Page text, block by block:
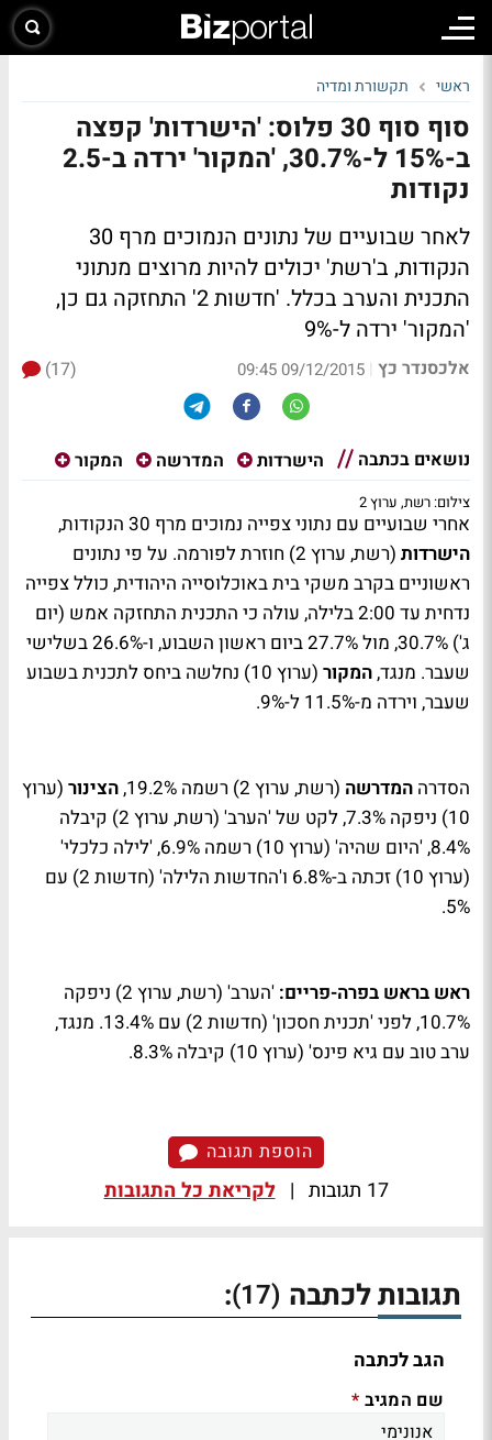
ראשי תקשורת ומדיה
סוף סוף 30 פלוס: 'הישרדות' קפצה
ב-15% ל-30.7%, 'המקור' ירדה ב-2.5
נקודות
לאחר שבועיים של נתונים הנמוכים מרף 30
הנקודות, ב'רשת' יכולים להיות מרוצים מנתוני
התכנית והערב בכלל. 'חדשות 2' התחזקה גם כן,
'המקור' ירדה ל-9%
אלכסנדר כץ |
09/12/2015 09:45
(17)
נושאים בכתבה הישרדות המדרשה המקור
צילום: רשת, ערוץ 2
אחרי שבועיים עם נתוני צפייה נמוכים מרף 30 הנקודות,
הישרדות
(רשת, ערוץ 2) חוזרת לפורמה. על פי נתונים
ראשוניים בקרב משקי בית באוכלוסייה היהודית, כולל צפייה
נדחית עד 2:00 בלילה, עולה כי התכנית התחזקה אמש (יום
ג') 30.7%, מול 27.7% ביום ראשון השבוע, ו-26.6% בשלישי
שעבר. מנגד,המקור
(ערוץ 10) נחלשה ביחס לתכנית בשבוע
שעבר, וירדה מ-11.5% ל-9%.
הסדרה המדרשה (רשת, ערוץ 2) רשמה 19.2%, הצינור (ערוץ
10) ניפקה 7.3%, לקט של 'הערב' (רשת, ערוץ 2) קיבלה
8.4%, 'היום שהיה' (ערוץ 10) רשמה 6.9%, 'לילה כלכלי'
(ערוץ 10) זכתה ב-6.8% ו'החדשות הלילה' (חדשות 2) עם
5%.
ראש בראש בפרה-פריים:
'הערב' (רשת, ערוץ 2) ניפקה
10.7%, לפני 'תכנית חסכון' (חדשות 2) עם 13.4%. מנגד,
ערב טוב עם גיא פינס' (ערוץ 10) קיבלה 8.3%.
הוספת תגובה
17 תגובות | לקריאת כל התגובות
תגובות לכתבה (17)
:
הגב לכתבה
שם המגיב *